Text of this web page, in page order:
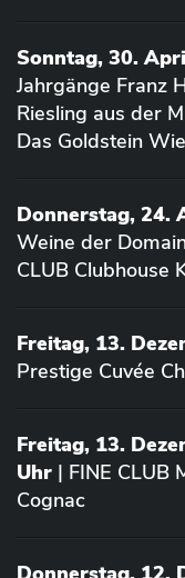
Sonntag, 30.
Jahrgänge Franz
Riesling aus der
Das Goldstein
Donnerstag, 24.
Weine der
CLUB Clubhouse
Freitag, 13.
Prestige Cuvée
Freitag, 13.
Uhr | FINE CLUB
Cognac